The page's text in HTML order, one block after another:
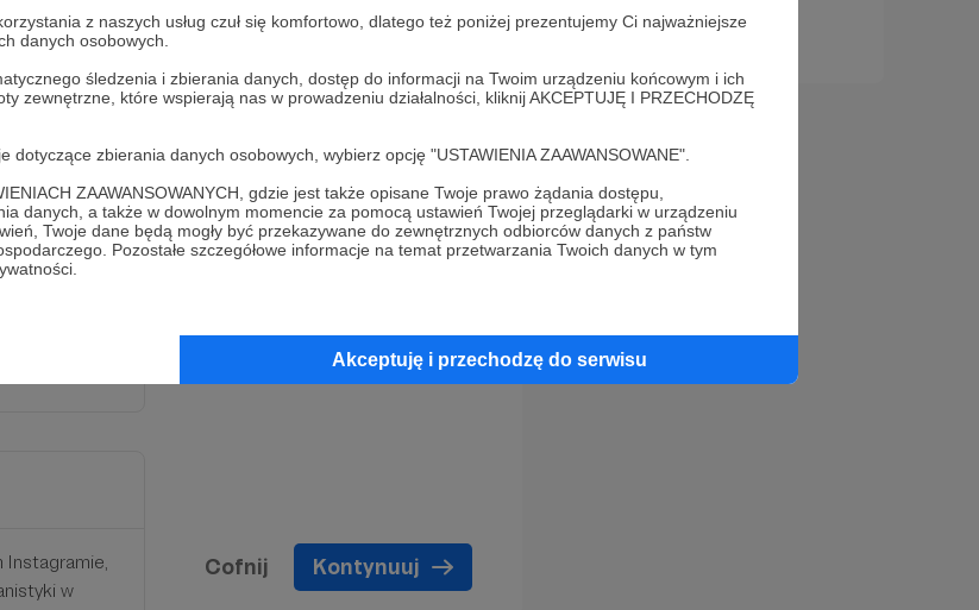
z naszych usług czuł się komfortowo, dlatego też poniżej prezentujemy Ci najważniejsze
danych osobowych.
śledzenia i zbierania danych, dostęp do informacji na Twoim urządzeniu końcowym i ich
zewnętrzne, które wspierają nas w prowadzeniu działalności, kliknij AKCEPTUJĘ I PRZECHODZĘ
zbierania danych osobowych, wybierz opcję "USTAWIENIA ZAAWANSOWANE".
ZAAWANSOWANYCH, gdzie jest także opisane Twoje prawo żądania dostępu,
danych, a także w dowolnym momencie za pomocą ustawień Twojej przeglądarki w urządzeniu
Twoje dane będą mogły być przekazywane do zewnętrznych odbiorców danych z państw
Pozostałe szczegółowe informacje na temat przetwarzania Twoich danych w tym
Akceptuję i przechodzę do serwisu
na
w
Cofnij Kontynuuj